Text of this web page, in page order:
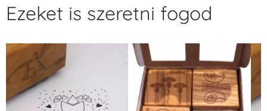
Ezeket is szeretni fogod